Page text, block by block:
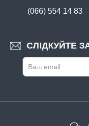
Готове
(066) 554 14 83
СЛІДКУЙТЕ